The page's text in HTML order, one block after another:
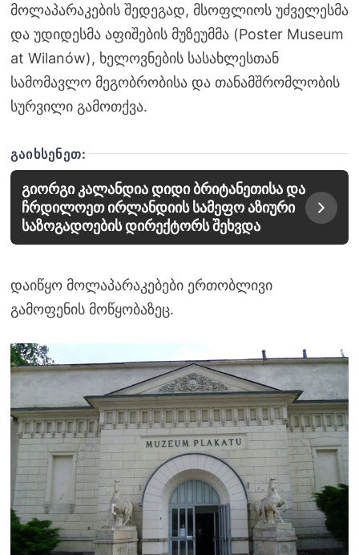
მოლაპარაკების შედეგად, მსოფლიოს უძველესმა
და უდიდესმა აფიშების მუზეუმმა (Poster Museum
at Wilanów), ხელოვნების სასახლესთან
სამომავლო მეგობრობისა და თანამშრომლობის
სურვილი გამოთქვა.
ᲒᲐᲘᲮᲡᲔᲜᲔᲗ:
გიორგი კალანდია დიდი ბრიტანეთისა და
ჩრდილოეთ ირლანდიის სამეფო აზიური
საზოგადოების დირექტორს შეხვდა
დაიწყო მოლაპარაკებები ერთობლივი
გამოფენის მოწყობაზეც.